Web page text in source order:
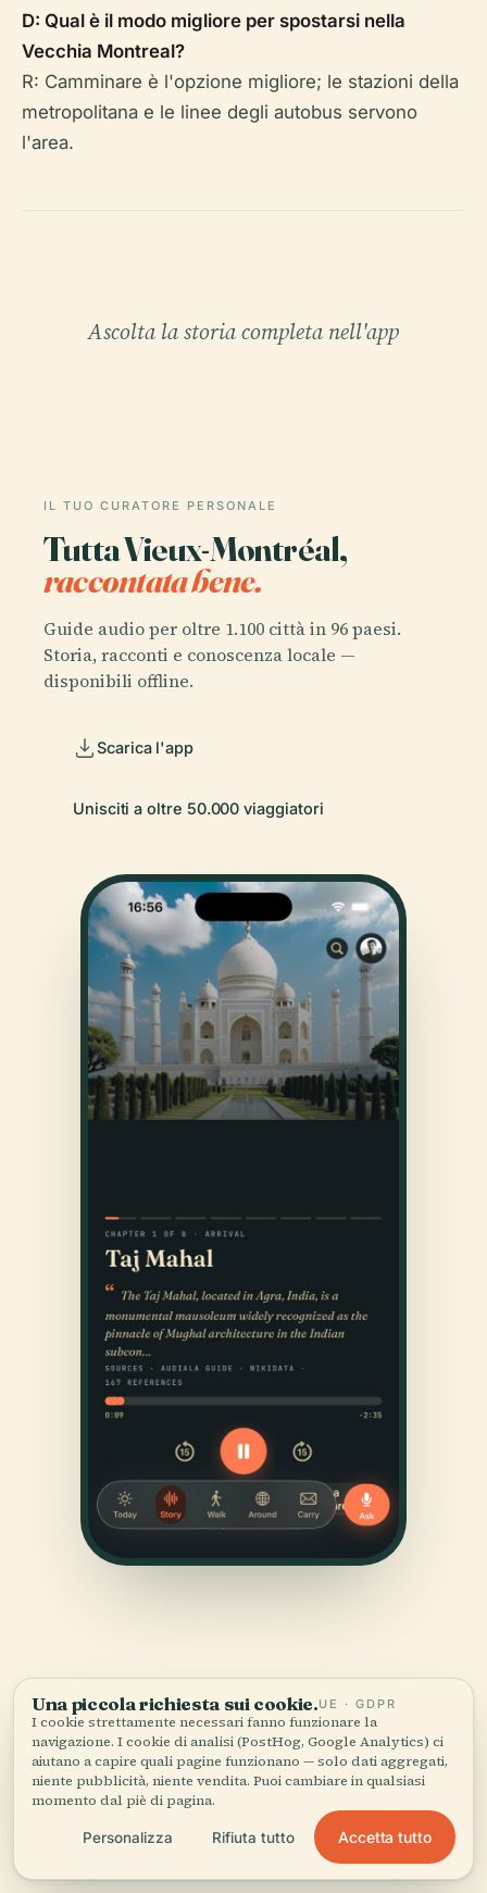
D: Qual è il modo migliore per spostarsi nella
Vecchia Montreal?
R: Camminare è l'opzione migliore; le stazioni della
metropolitana e le linee degli autobus servono
l'area.
Ascolta la storia completa nell'app
IL TUO CURATORE PERSONALE
Tutta Vieux-Montréal,
raccontata bene.
Guide audio per oltre 1.100 città in 96 paesi.
Storia, racconti e conoscenza locale —
disponibili offline.
Scarica l'app
Unisciti a oltre 50.000 viaggiatori
FONTI
Verificato,e mostrato.
Ricercata e scritta dal team editoriale di Audiala a
partire da documenti storici, archivi architettonici e
Una piccola richiesta sui cookie.UE · GDPR
I cookie strettamente necessari fanno funzionare la
navigazione. I cookie di analisi (PostHog, Google Analytics) ci
aiutano a capire quali pagine funzionano — solo dati aggregati,
niente pubblicità, niente vendita. Puoi cambiare in qualsiasi
momento dal piè di pagina.
Personalizza Rifiuta tutto Accetta tutto